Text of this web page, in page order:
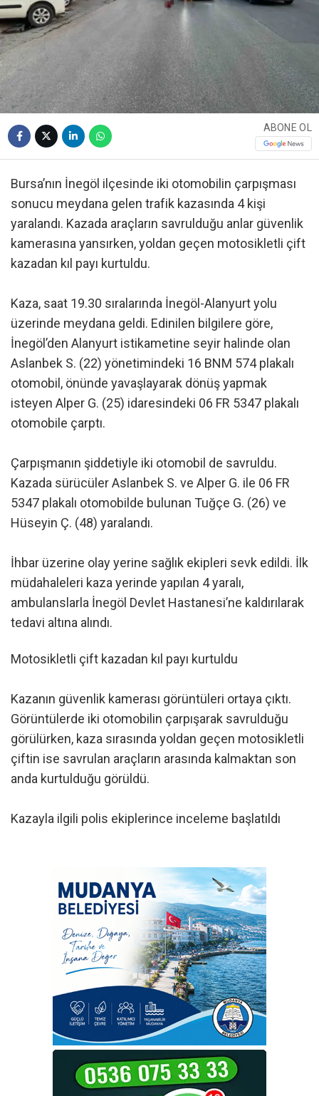
ABONE OL
Bursa’nın İnegöl ilçesinde iki otomobilin çarpışması
sonucu meydana gelen trafik kazasında 4 kişi
yaralandı. Kazada araçların savrulduğu anlar güvenlik
kamerasına yansırken, yoldan geçen motosikletli çift
kazadan kıl payı kurtuldu.
Kaza, saat 19.30 sıralarında İnegöl-Alanyurt yolu
üzerinde meydana geldi. Edinilen bilgilere göre,
İnegöl’den Alanyurt istikametine seyir halinde olan
Aslanbek S. (22) yönetimindeki 16 BNM 574 plakalı
otomobil, önünde yavaşlayarak dönüş yapmak
isteyen Alper G. (25) idaresindeki 06 FR 5347 plakalı
otomobile çarptı.
Çarpışmanın şiddetiyle iki otomobil de savruldu.
Kazada sürücüler Aslanbek S. ve Alper G. ile 06 FR
5347 plakalı otomobilde bulunan Tuğçe G. (26) ve
Hüseyin Ç. (48) yaralandı.
İhbar üzerine olay yerine sağlık ekipleri sevk edildi. İlk
müdahaleleri kaza yerinde yapılan 4 yaralı,
ambulanslarla İnegöl Devlet Hastanesi’ne kaldırılarak
tedavi altına alındı.
Motosikletli çift kazadan kıl payı kurtuldu
Kazanın güvenlik kamerası görüntüleri ortaya çıktı.
Görüntülerde iki otomobilin çarpışarak savrulduğu
görülürken, kaza sırasında yoldan geçen motosikletli
çiftin ise savrulan araçların arasında kalmaktan son
anda kurtulduğu görüldü.
Kazayla ilgili polis ekiplerince inceleme başlatıldı